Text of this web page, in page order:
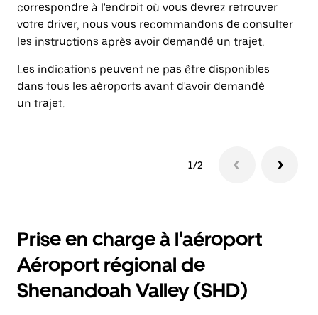
correspondre à l'endroit où vous devrez retrouver
votre driver, nous vous recommandons de consulter
les instructions après avoir demandé un trajet.
Les indications peuvent ne pas être disponibles
dans tous les aéroports avant d'avoir demandé
un trajet.
1/2
Prise en charge à l'aéroport
Aéroport régional de
Shenandoah Valley (SHD)